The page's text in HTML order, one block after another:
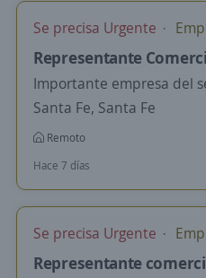
Se precisa Urgente
Representante
Importante empresa del
Santa Fe, Santa Fe
Remoto
Hace 7 días
Se precisa Urgente
Representante